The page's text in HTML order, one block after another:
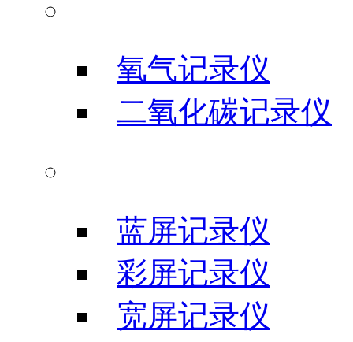
氧气记录仪
二氧化碳记录仪
蓝屏记录仪
彩屏记录仪
宽屏记录仪